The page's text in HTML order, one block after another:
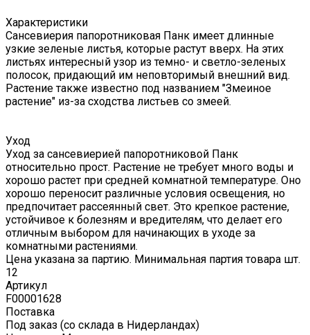
Характеристики
Сансевиерия папоротниковая Панк имеет длинные
узкие зеленые листья, которые растут вверх. На этих
листьях интересный узор из темно- и светло-зеленых
полосок, придающий им неповторимый внешний вид.
Растение также известно под названием "Змеиное
растение" из-за сходства листьев со змеей.
Уход
Уход за сансевиерией папоротниковой Панк
относительно прост. Растение не требует много воды и
хорошо растет при средней комнатной температуре. Оно
хорошо переносит различные условия освещения, но
предпочитает рассеянный свет. Это крепкое растение,
устойчивое к болезням и вредителям, что делает его
отличным выбором для начинающих в уходе за
комнатными растениями.
Цена указана за партию. Минимальная партия товара шт.
12
Артикул
F00001628
Поставка
Под заказ (со склада в Нидерландах)